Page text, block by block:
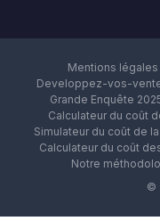
Mentions légales
Developpez-vos-
Grande Enquête
Calculateur du coût
Simulateur du coût de
Calculateur du coût
Notre
©